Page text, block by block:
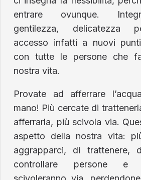
entrare ovunque.
gentilezza, delicatezza
accesso infatti a nuovi
con tutte le persone che
nostra vita.
Provate ad afferrare
mano! Più cercate di
afferrarla, più scivola via.
aspetto della nostra vita:
aggrapparci, di trattenere,
controllare persone e